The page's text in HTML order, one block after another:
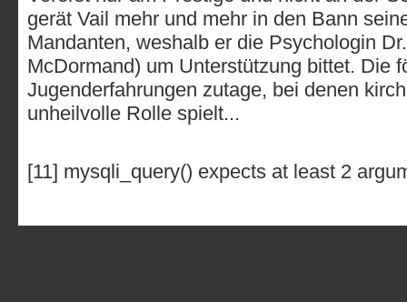
gerät Vail mehr und mehr in den Bann
Mandanten, weshalb er die Psychologin
McDormand) um Unterstützung bittet. Die
Jugenderfahrungen zutage, bei denen
unheilvolle Rolle spielt...
[11] mysqli_query() expects at least 2